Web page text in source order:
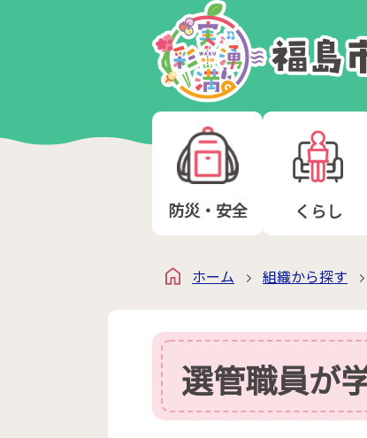
防災・安全 くらし
ホーム 組織から探す
選管職員が